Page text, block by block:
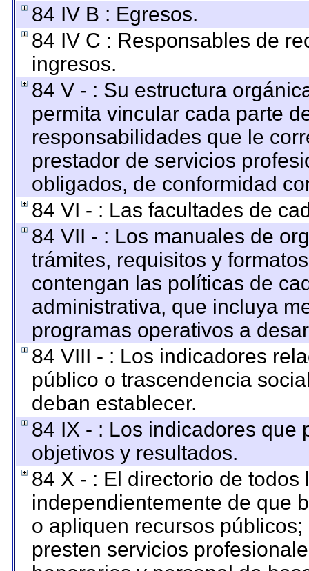
84 IV B : Egresos.
84 IV C : Responsables de
ingresos.
84 V - : Su estructura
permita vincular cada parte
responsabilidades que le
prestador de servicios
obligados, de conformidad
84 VI - : Las facultades de
84 VII - : Los manuales de
trámites, requisitos y
contengan las políticas de
administrativa, que incluya
programas operativos a
84 VIII - : Los indicadores
público o trascendencia
deban establecer.
84 IX - : Los indicadores que
objetivos y resultados.
84 X - : El directorio de
independientemente de que
o apliquen recursos
presten servicios